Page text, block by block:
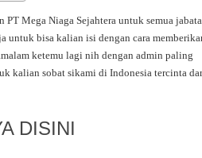
Mega Niaga Sejahtera untuk semua
untuk bisa kalian isi dengan cara
ketemu lagi nih dengan admin paling
kalian sobat sikami di Indonesia tercinta
DISINI